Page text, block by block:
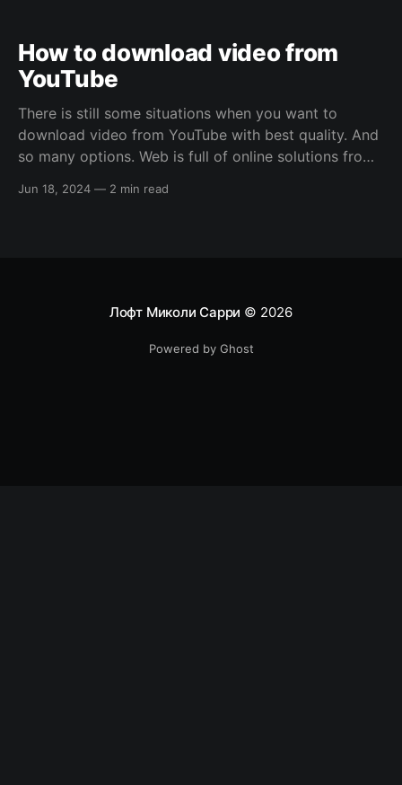
How to download video from
YouTube
There is still some situations when you want to
download video from YouTube with best quality. And
so many options. Web is full of online solutions from
applications. But what about quality? All this free and
Jun 18, 2024 — 2 min read
Лофт Миколи Сарри © 2026
Powered by Ghost